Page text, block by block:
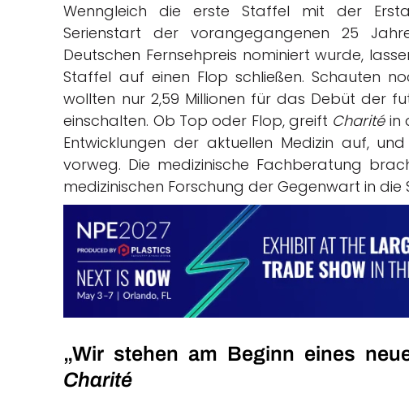
Wenngleich die erste Staffel mit der
Serienstart der vorangegangenen 25
Deutschen Fernsehpreis nominiert wurde,
Staffel auf einen Flop schließen. Schauten
wollten nur 2,59 Millionen für das Debüt der
einschalten. Ob Top oder Flop, greift Charitéin
Entwicklungen der aktuellen Medizin auf,
vorweg. Die medizinische Fachberatung
medizinischen Forschung der Gegenwart in die
„Wir stehen am Beginn eines
Charité